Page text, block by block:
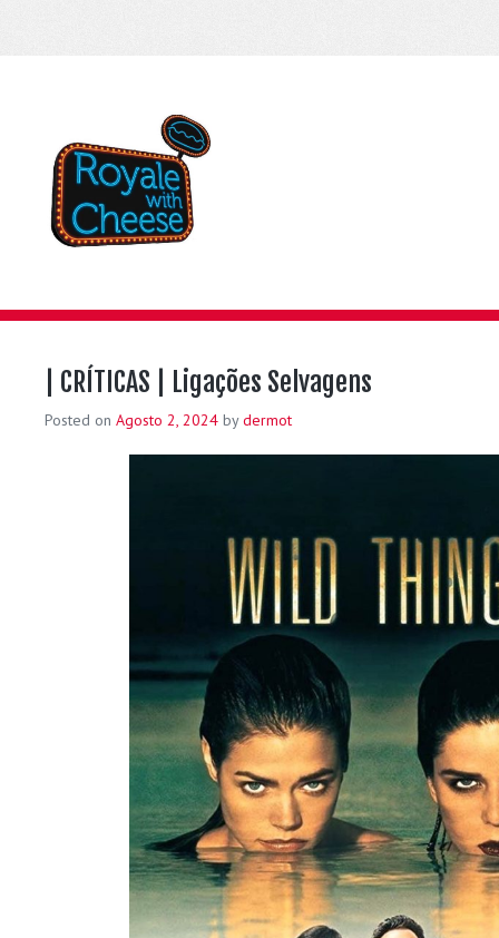
| CRÍTICAS | Ligações Selvagens
Posted on Agosto 2, 2024 bydermot